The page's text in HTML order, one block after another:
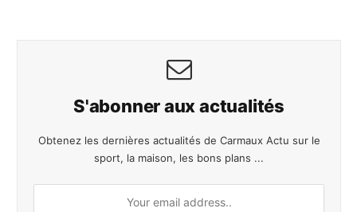
S'abonner aux actualités
Obtenez les dernières actualités de Carmaux Actu sur le
sport, la maison, les bons plans ...